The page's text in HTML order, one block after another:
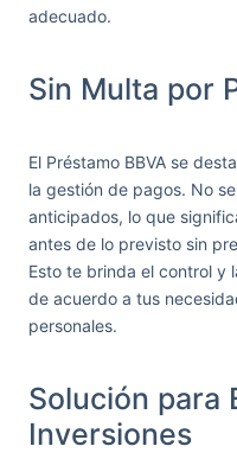
adecuado.
Sin Multa por
El Préstamo BBVA se
la gestión de pagos. No
anticipados, lo que
antes de lo previsto sin
Esto te brinda el control y
de acuerdo a tus
personales.
Solución para
Inversiones